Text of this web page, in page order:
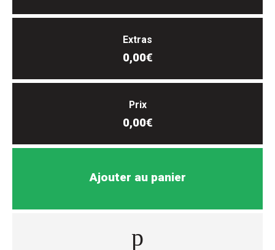
Extras
0,00€
Prix
0,00€
Ajouter au panier